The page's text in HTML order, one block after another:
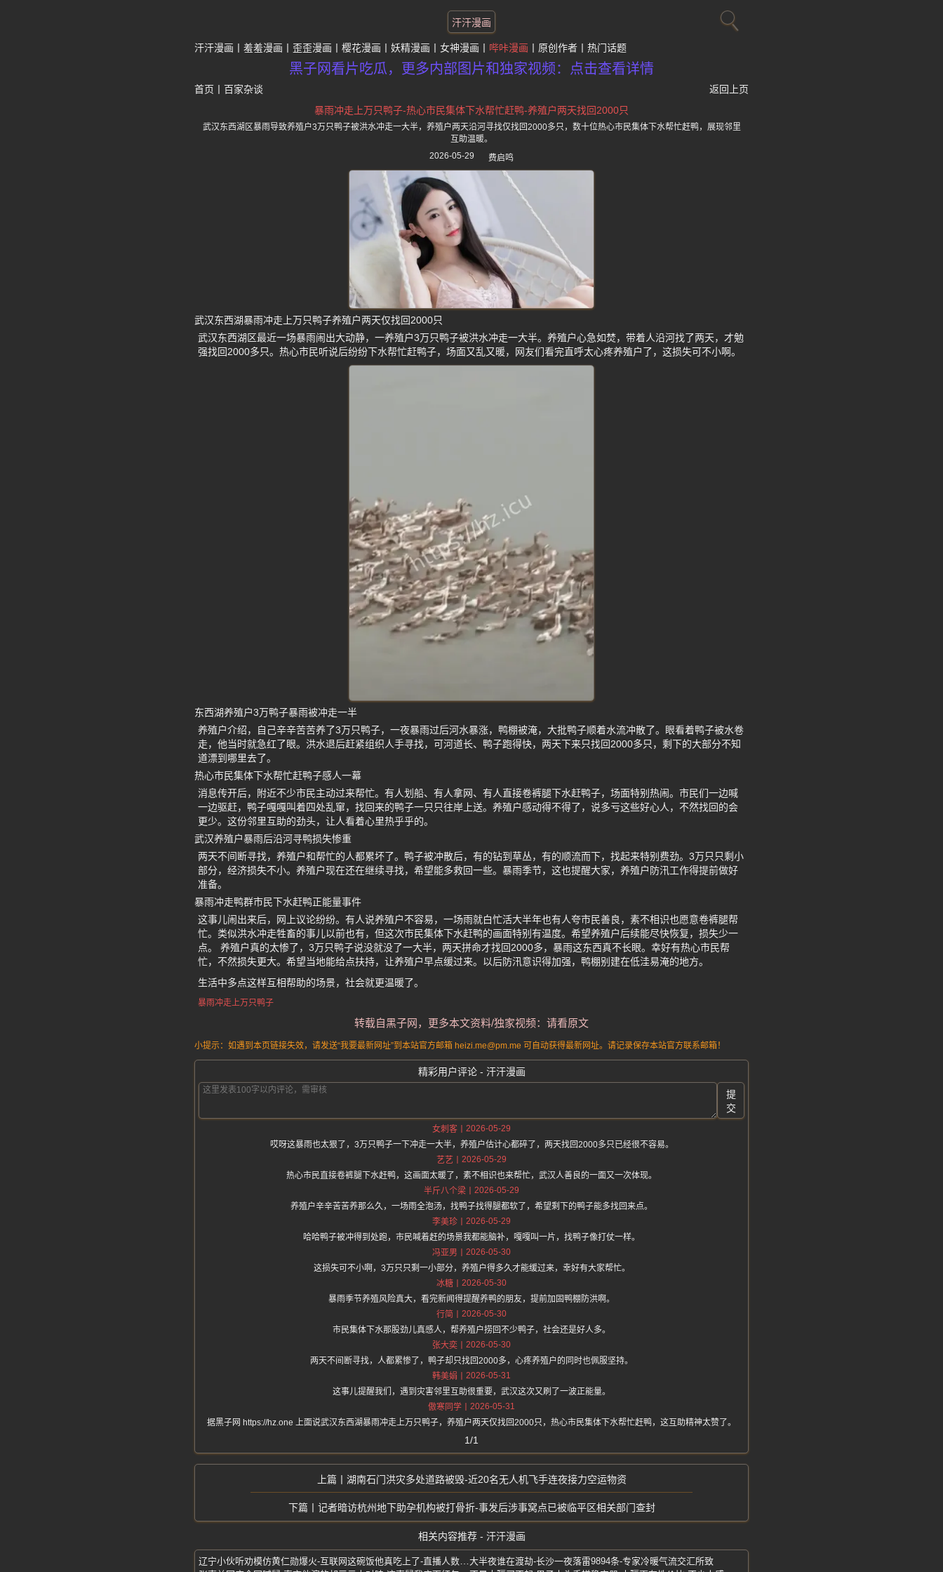
汗汗漫画
汗汗漫画 羞羞漫画 歪歪漫画 樱花漫画 妖精漫画 女神漫画 哔咔漫画 原创作者 热门话题
黑子网看片吃瓜，更多内部图片和独家视频：点击查看详情
首页 百家杂谈
返回上页
暴雨冲走上万只鸭子-热心市民集体下水帮忙赶鸭-养殖户两天找回2000只
武汉东西湖区暴雨导致养殖户3万只鸭子被洪水冲走一大半，养殖户两天沿河寻找仅找回2000多只，数十位热心市民集体下水帮忙赶鸭，展现邻里
互助温暖。
2026-05-29
费启鸣
武汉东西湖暴雨冲走上万只鸭子养殖户两天仅找回2000只
武汉东西湖区最近一场暴雨闹出大动静，一养殖户3万只鸭子被洪水冲走一大半。养殖户心急如焚，带着人沿河找了两天，才勉
强找回2000多只。热心市民听说后纷纷下水帮忙赶鸭子，场面又乱又暖，网友们看完直呼太心疼养殖户了，这损失可不小啊。
东西湖养殖户3万鸭子暴雨被冲走一半
养殖户介绍，自己辛辛苦苦养了3万只鸭子，一夜暴雨过后河水暴涨，鸭棚被淹，大批鸭子顺着水流冲散了。眼看着鸭子被水卷
走，他当时就急红了眼。洪水退后赶紧组织人手寻找，可河道长、鸭子跑得快，两天下来只找回2000多只，剩下的大部分不知
道漂到哪里去了。
热心市民集体下水帮忙赶鸭子感人一幕
消息传开后，附近不少市民主动过来帮忙。有人划船、有人拿网、有人直接卷裤腿下水赶鸭子，场面特别热闹。市民们一边喊
一边驱赶，鸭子嘎嘎叫着四处乱窜，找回来的鸭子一只只往岸上送。养殖户感动得不得了，说多亏这些好心人，不然找回的会
更少。这份邻里互助的劲头，让人看着心里热乎乎的。
武汉养殖户暴雨后沿河寻鸭损失惨重
两天不间断寻找，养殖户和帮忙的人都累坏了。鸭子被冲散后，有的钻到草丛，有的顺流而下，找起来特别费劲。3万只只剩小
部分，经济损失不小。养殖户现在还在继续寻找，希望能多救回一些。暴雨季节，这也提醒大家，养殖户防汛工作得提前做好
准备。
暴雨冲走鸭群市民下水赶鸭正能量事件
这事儿闹出来后，网上议论纷纷。有人说养殖户不容易，一场雨就白忙活大半年也有人夸市民善良，素不相识也愿意卷裤腿帮
忙。类似洪水冲走牲畜的事儿以前也有，但这次市民集体下水赶鸭的画面特别有温度。希望养殖户后续能尽快恢复，损失少一
点。 养殖户真的太惨了，3万只鸭子说没就没了一大半，两天拼命才找回2000多，暴雨这东西真不长眼。幸好有热心市民帮
忙，不然损失更大。希望当地能给点扶持，让养殖户早点缓过来。以后防汛意识得加强，鸭棚别建在低洼易淹的地方。
生活中多点这样互相帮助的场景，社会就更温暖了。
暴雨冲走上万只鸭子
转载自黑子网，更多本文资料/独家视频：请看原文
小提示：如遇到本页链接失效，请发送“我要最新网址”到本站官方邮箱 heizi.me@pm.me 可自动获得最新网址。请记录保存本站官方联系邮箱！
精彩用户评论 - 汗汗漫画
提
交
女刺客
2026-05-29
哎呀这暴雨也太狠了，3万只鸭子一下冲走一大半，养殖户估计心都碎了，两天找回2000多只已经很不容易。
艺艺
2026-05-29
热心市民直接卷裤腿下水赶鸭，这画面太暖了，素不相识也来帮忙，武汉人善良的一面又一次体现。
半斤八个梁
2026-05-29
养殖户辛辛苦苦养那么久，一场雨全泡汤，找鸭子找得腿都软了，希望剩下的鸭子能多找回来点。
李美珍
2026-05-29
哈哈鸭子被冲得到处跑，市民喊着赶的场景我都能脑补，嘎嘎叫一片，找鸭子像打仗一样。
冯亚男
2026-05-30
这损失可不小啊，3万只只剩一小部分，养殖户得多久才能缓过来，幸好有大家帮忙。
冰糖
2026-05-30
暴雨季节养殖风险真大，看完新闻得提醒养鸭的朋友，提前加固鸭棚防洪啊。
行简
2026-05-30
市民集体下水那股劲儿真感人，帮养殖户捞回不少鸭子，社会还是好人多。
张大奕
2026-05-30
两天不间断寻找，人都累惨了，鸭子却只找回2000多，心疼养殖户的同时也佩服坚持。
韩美娟
2026-05-31
这事儿提醒我们，遇到灾害邻里互助很重要，武汉这次又刷了一波正能量。
傲寒同学
2026-05-31
据黑子网 https://hz.one 上面说武汉东西湖暴雨冲走上万只鸭子，养殖户两天仅找回2000只，热心市民集体下水帮忙赶鸭，这互助精神太赞了。
1/1
湖南石门洪灾多处道路被毁-近20名无人机飞手连夜接力空运物资
记者暗访杭州地下助孕机构被打骨折-事发后涉事窝点已被临平区相关部门查封
相关内容推荐 - 汗汗漫画
大半夜谁在渡劫-长沙一夜落雷9894条-专家冷暖气流交汇所致